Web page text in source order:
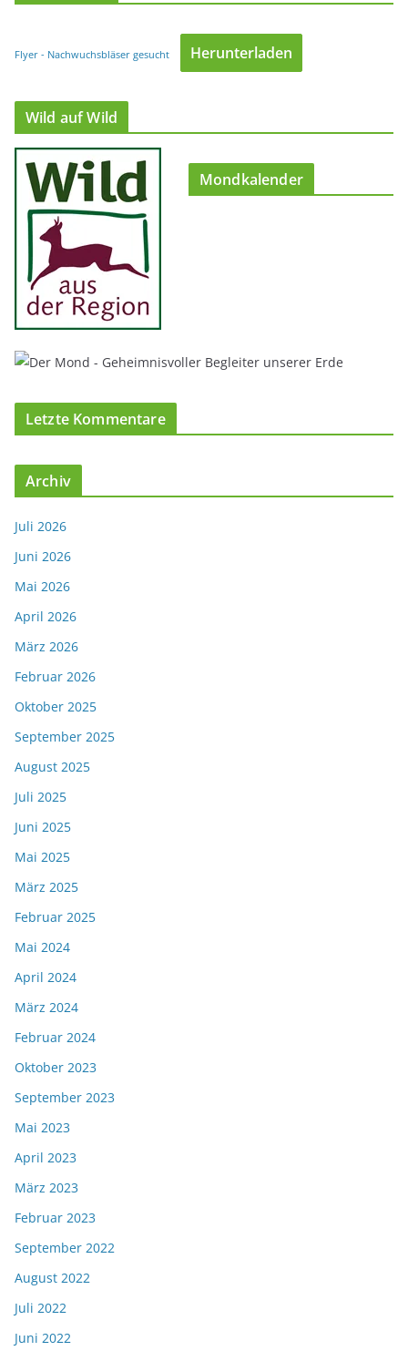
Flyer - Nachwuchsbläser gesucht Herunterladen
Wild auf Wild
Mondkalender
Letzte Kommentare
Archiv
Juli 2026
Juni 2026
Mai 2026
April 2026
März 2026
Februar 2026
Oktober 2025
September 2025
August 2025
Juli 2025
Juni 2025
Mai 2025
März 2025
Februar 2025
Mai 2024
April 2024
März 2024
Februar 2024
Oktober 2023
September 2023
Mai 2023
April 2023
März 2023
Februar 2023
September 2022
August 2022
Juli 2022
Juni 2022